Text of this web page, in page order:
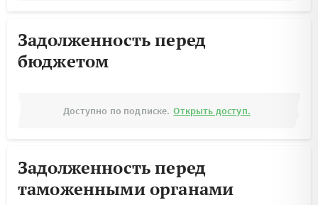
Задолженность перед
бюджетом
Доступно по подписке. Открыть доступ.
Задолженность перед
таможенными органами